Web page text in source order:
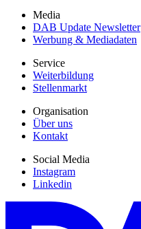
Media
DAB Update Newsletter
Werbung & Mediadaten
Service
Weiterbildung
Stellenmarkt
Organisation
Über uns
Kontakt
Social Media
Instagram
Linkedin